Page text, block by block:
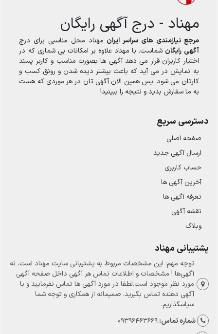
مهناد - درج آگهی رایگان
مرجع نیازمندی های سراسر ایران مهناد محل مناسبی برای درج
آگهی رایگان شماست. با مهناد علاوه بر امکانات بی شماری که در
اختیار کاربران قرار می دهد آگهی ها بصورت مناسب و کاربر پسند
به نمایش در می آید که باعث بیشتر دیده شدن و رونق کسب و
کارتان می شود. پس همین الان آگهی تان در هر موردی که هست
به ما سفارش بدید و نتیجه را ببینید!
دسترسی سریع
صفحه اصلی
ارسال‌ آگهی جدید
حساب کاربری
آخرین آگهی ها
تعرفه آگهی ها
نقشه آگهی
وبلاگ
پشتیبانی مهناد
توجه مهم: این مشخصات مربوط به پشتیبانی سایت مهناد است، نه
آگهی‌ها ! مشخصات و اطلاعات تماس هر آگهی داخل صفحه آگهی
مورد نظر موجود است.لطفا در مورد آگهی ها تماس نفرمایید و با
آگهی دهنده تماس بگیرید. صمیمانه از همکاری و توجه شما
سپاسگذاریم.
شماره تماس:09396463669